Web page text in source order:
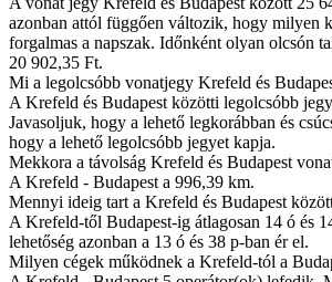
azonban attól függően változik, hogy milyen
forgalmas a napszak. Időnként olyan olcsón
20 902,35 Ft.
Mi a legolcsóbb vonatjegy Krefeld és
A Krefeld és Budapest közötti legolcsóbb
Javasoljuk, hogy a lehető legkorábban és
hogy a lehető legolcsóbb jegyet kapja.
Mekkora a távolság Krefeld és Budapest
A Krefeld - Budapest a 996,39 km.
Mennyi ideig tart a Krefeld és Budapest
A Krefeld-től Budapest-ig átlagosan 14 ó és
lehetőség azonban a 13 ó és 38 p-ban ér el.
Milyen cégek működnek a Krefeld-tól a